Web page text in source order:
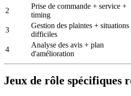
2
Prise de commande + service +
timing
3
Gestion des plaintes + situations
difficiles
4
Analyse des avis + plan
d'amélioration
Jeux de rôle spécifiques